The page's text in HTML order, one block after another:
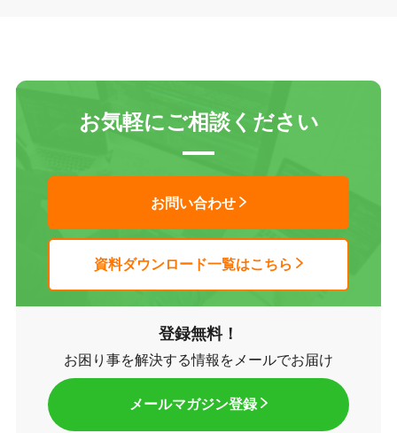
お気軽にご相談ください
お問い合わせ
資料ダウンロード一覧はこちら
登録無料！
お困り事を解決する情報をメールでお届け
メールマガジン登録